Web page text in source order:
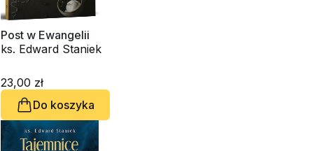
Post w Ewangelii
ks. Edward Staniek
23,00 zł
Do koszyka